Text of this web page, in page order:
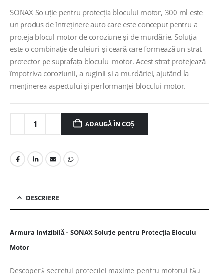
SONAX Soluție pentru protecția blocului motor, 300 ml este
un produs de întreținere auto care este conceput pentru a
proteja blocul motor de coroziune și de murdărie. Soluția
este o combinație de uleiuri și ceară care formează un strat
protector pe suprafața blocului motor. Acest strat protejează
împotriva coroziunii, a ruginii și a murdăriei, ajutând la
menținerea aspectului și performanței blocului motor.
ADAUGĂ ÎN COȘ
DESCRIERE
Armura Invizibilă – SONAX Soluție pentru Protecția Blocului
Motor
Descoperă secretul protecției maxime pentru motorul tău